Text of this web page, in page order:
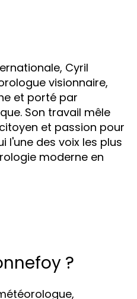
Cyril
visionnaire,
et porté par
Son travail mêle
et passion pour
l'une des voix les plus
moderne en
?